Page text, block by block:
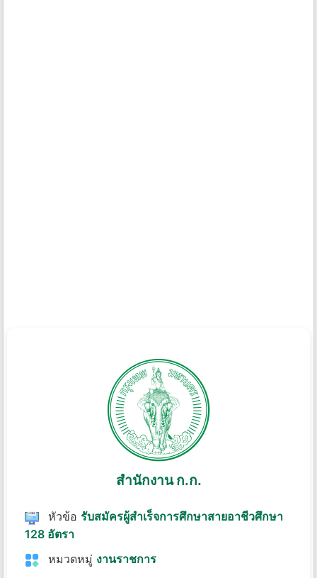
สำนักงาน ก.ก.
หัวข้อ รับสมัครผู้สําเร็จการศึกษาสายอาชีวศึกษา
128 อัตรา
หมวดหมู่ งานราชการ